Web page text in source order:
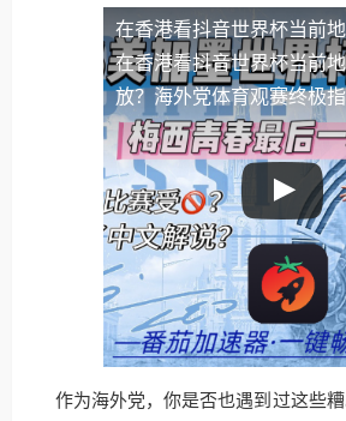
在香港看抖音世界杯当前
在香港看抖音世界杯当前
放？海外党体育观赛终极
作为海外党，你是否也遇到过这些